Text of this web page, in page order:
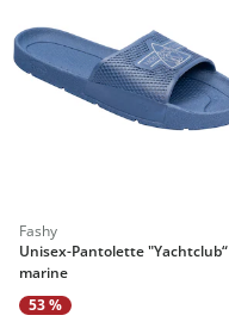
Fashy
Unisex-Pantolette "Yachtclub“
marine
53 %